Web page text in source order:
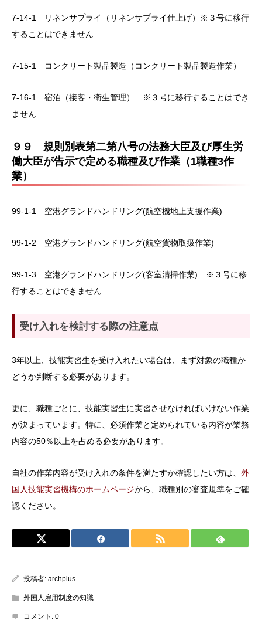
7-14-1 リネンサプライ（リネンサプライ仕上げ）※３号に移行
することはできません
7-15-1 コンクリート製品製造（コンクリート製品製造作業）
7-16-1 宿泊（接客・衛生管理） ※３号に移行することはでき
ません
９９ 規則別表第二第八号の法務大臣及び厚生労
働大臣が告示で定める職種及び作業（1職種3作
業）
99-1-1 空港グランドハンドリング(航空機地上支援作業)
99-1-2 空港グランドハンドリング(航空貨物取扱作業)
99-1-3 空港グランドハンドリング(客室清掃作業) ※３号に移
行することはできません
受け入れを検討する際の注意点
3年以上、技能実習生を受け入れたい場合は、まず対象の職種か
どうか判断する必要があります。
更に、職種ごとに、技能実習生に実習させなければいけない作業
が決まっています。特に、必須作業と定められている内容が業務
内容の50％以上を占める必要があります。
自社の作業内容が受け入れの条件を満たすか確認したい方は、 外
国人技能実習機構のホームページから、職種別の審査規準をご確
認ください。
投稿者: archplus
外国人雇用制度の知識
コメント: 0